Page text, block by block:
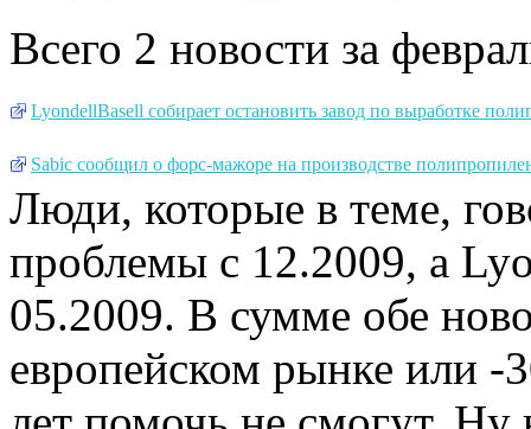
Всего 2 новости за
LyondellBasell собирает остановить завод по выработке
Sabic сообщил о форс-мажоре на производстве
Люди, которые в теме,
проблемы с 12.2009, а
05.2009. В сумме обе
европейском рынке или